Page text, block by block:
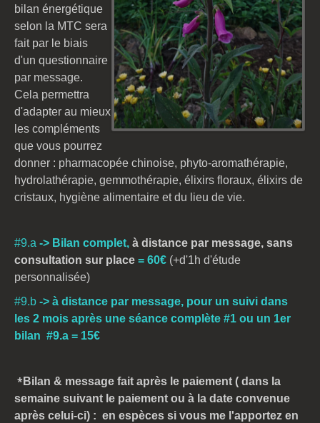
bilan énergétique
selon la MTC sera
fait par le biais
d'un questionnaire
par message.
Cela permettra
d'adapter au mieux
les compléments
que vous pourrez
donner : pharmacopée chinoise, phyto-aromathérapie,
hydrolathérapie, gemmothérapie, élixirs floraux, élixirs de
cristaux, hygiène alimentaire et du lieu de vie.
#9.a -> Bilan complet, à distance par message, sans
consultation sur place = 60€ (+d'1h d'étude
personnalisée)
#9.b -> à distance par message, pour un suivi dans
les 2 mois après une séance complète #1 ou un 1er
bilan #9.a = 15€
* Bilan & message fait après le paiement ( dans la
semaine suivant le paiement ou à la date convenue
après celui-ci) : en espèces si vous me l'apportez en